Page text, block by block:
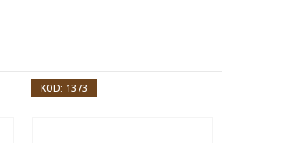
KOD: 1373